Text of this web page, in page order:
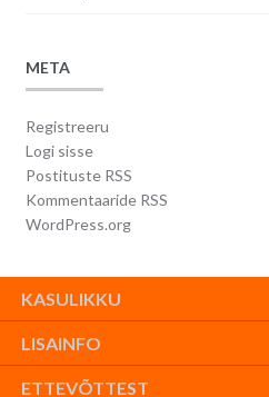
META
Registreeru
Logi sisse
Postituste RSS
Kommentaaride RSS
WordPress.org
KASULIKKU
LISAINFO
ETTEVÕTTEST